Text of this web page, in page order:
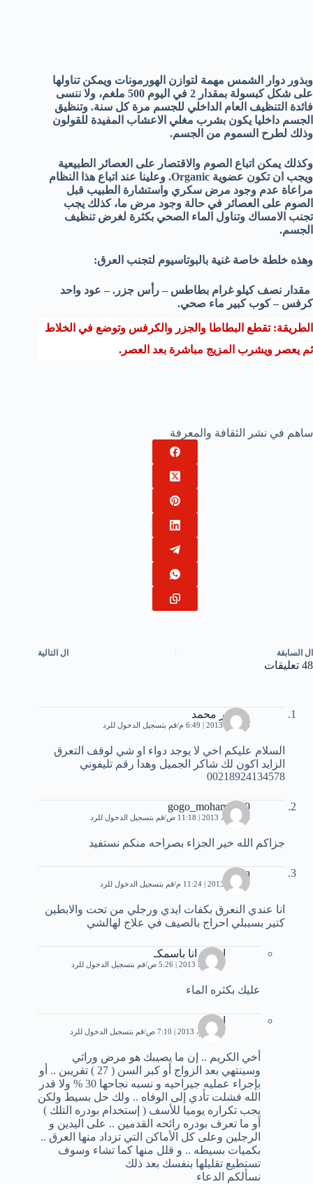
وبذور دوار الشمس مهمة لتوازن الهورمونات ويمكن تناولها
على شكل كبسولة بمقدار 2 في اليوم 500 ملغم، ولا ننسى
فائدة التنظيف العام الداخلي للجسم مرة كل سنة. وتنظيق
الجسم داخليا يكون بشرب مغلي الاعشاب المفيدة للقولون
وذلك لطرح السموم من الجسم.
وكذلك يمكن اتباع الصوم والاقتصار على العصائر الطبيعية
ويجب ان تكون عضوية Organic. وعلينا عند اتباع هذا النظام
مراعاة عدم وجود مرض سكري واستشارة الطبيب قبل
الصوم على العصائر في حالة وجود مرض ما، كذلك يجب
تجنب الامساك وتناول الماء الصحي بكثرة لغرض تنظيف
الجسم.
وهذه خلطة خاصة غنية بالبوتاسيوم لتجنب العرق:
مقدار نصف كيلو غرام بطاطس – رأس جزر. – عود واحد
كرفس – كوب كبير ماء صحي.
الطريقة: تقطع البطاطا والجزر والكرفس وتوضع في الخلاط
ثم يعصر ويشرب المزيج مباشرة بعد العصر.
ساهم في نشر الثقافة والمعرفة
ال السابقة ال التالية
48 تعليقات
منصور محمد
3 أبريل، 2013 | 6:49 م قم بتسجيل الدخول للرد
السلام عليكم اخي لا يوجد دواء او شي لوقف التعرق
الزايد اكون لك شاكر الجميل وهدا رقم تليفوني
00218924134578
gogo_mohamed00
13 أبريل، 2013 | 11:18 ص قم بتسجيل الدخول للرد
جزاكم الله خير الجزاء بصراحه منكم نستفيد
fidaa
1 يونيو، 2013 | 11:24 م قم بتسجيل الدخول للرد
انا عندي النعرق بكفات ايدي ورجلي من تحت والابطين
كتير بسببلي احراج بالصيف في علاج لهالشي
اشهق انا باسمكـ
17 يونيو، 2013 | 5:26 ص قم بتسجيل الدخول للرد
عليك بكثره الماء
امير
1 نوفمبر، 2013 | 7:10 ص قم بتسجيل الدخول للرد
أخي الكريم .. إن ما يصيبك هو مرض وراثي
وسينتهي بعد الزواج أو كبر السن ( 27 ) تقريبن .. أو
بإجراء عمليه جيراحيه و نسبه نجاحها 30 % ولا قدر
الله فشلت تأدي إلى الوفاه .. ولك حل بسيط ولكن
يجب تكراره يوميا للأسف ( إستخدام بودره التلك )
أو ما تعرف بودره رائحه القدمين .. على اليدين و
الرجلين وعلى كل الأماكن التي تزداد منها العرق ..
بكميات بسيطه .. و قلل منها كما تشاء وسوف
تستطيع تقليلها بنفسك بعد ذلك
نسألكم الدعاء